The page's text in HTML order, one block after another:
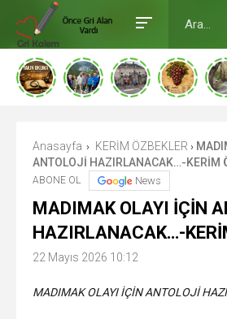
Anasayfa › KERİM ÖZBEKLER ›
ANTOLOJİ HAZIRLANACAK…-KERİM
ABONE OL News
MADIMAK OLAYI İÇİN
HAZIRLANACAK…-
22 Mayıs 2026 10:12
MADIMAK OLAYI İÇİN ANTOLOJİ